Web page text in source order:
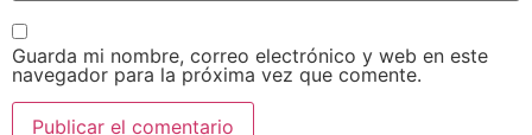
Guarda mi nombre, correo electrónico y web en este
navegador para la próxima vez que comente.